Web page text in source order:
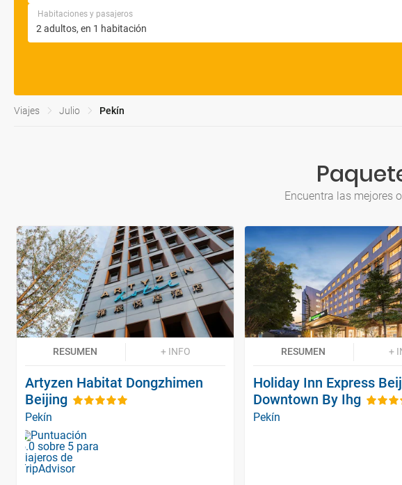
Habitaciones y pasajeros
Viajes Julio Pekín
Encuentra las mejores
RESUMEN + INFO
Artyzen Habitat Dongzhimen
Beijing
Pekín
RESUMEN +
Holiday Inn Express
Downtown By Ihg
Pekín